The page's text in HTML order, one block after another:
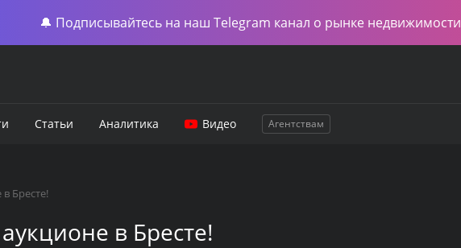
🔔 Подписывайтесь на наш Telegram канал о рынке недвижимости
Статьи Аналитика Видео Агентствам
Бресте!
в Бресте!